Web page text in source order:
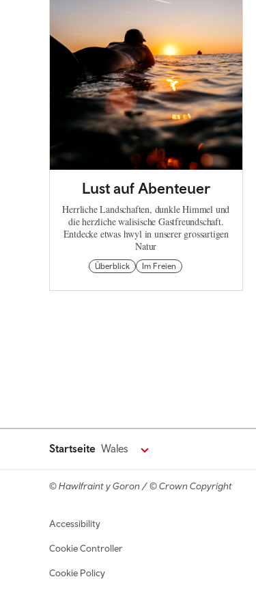
Lust auf Abenteuer
Herrliche Landschaften, dunkle Himmel und
die herzliche walisische Gastfreundschaft.
Entdecke etwas hwyl in unserer grossartigen
Natur
Überblick Im Freien
Startseite Wales
© Hawlfraint y Goron / © Crown Copyright
Footer navigation
Accessibility
Cookie Controller
Cookie Policy